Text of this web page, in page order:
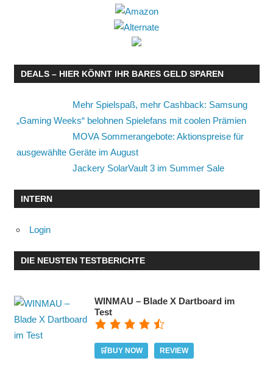
DEALS – HIER KÖNNT IHR BARES GELD SPAREN
Mehr Spielspaß, mehr Cashback: Samsung
„Gaming Weeks“ belohnen Spielefans mit coolen Prämien
MOVA Sommerangebote: Aktionspreise für
ausgewählte Geräte im August
Jackery SolarVault 3 im Summer Sale
INTERN
Login
DIE NEUSTEN TESTBERICHTE
WINMAU – Blade X Dartboard im
Test
🛒BUY NOW REVIEW